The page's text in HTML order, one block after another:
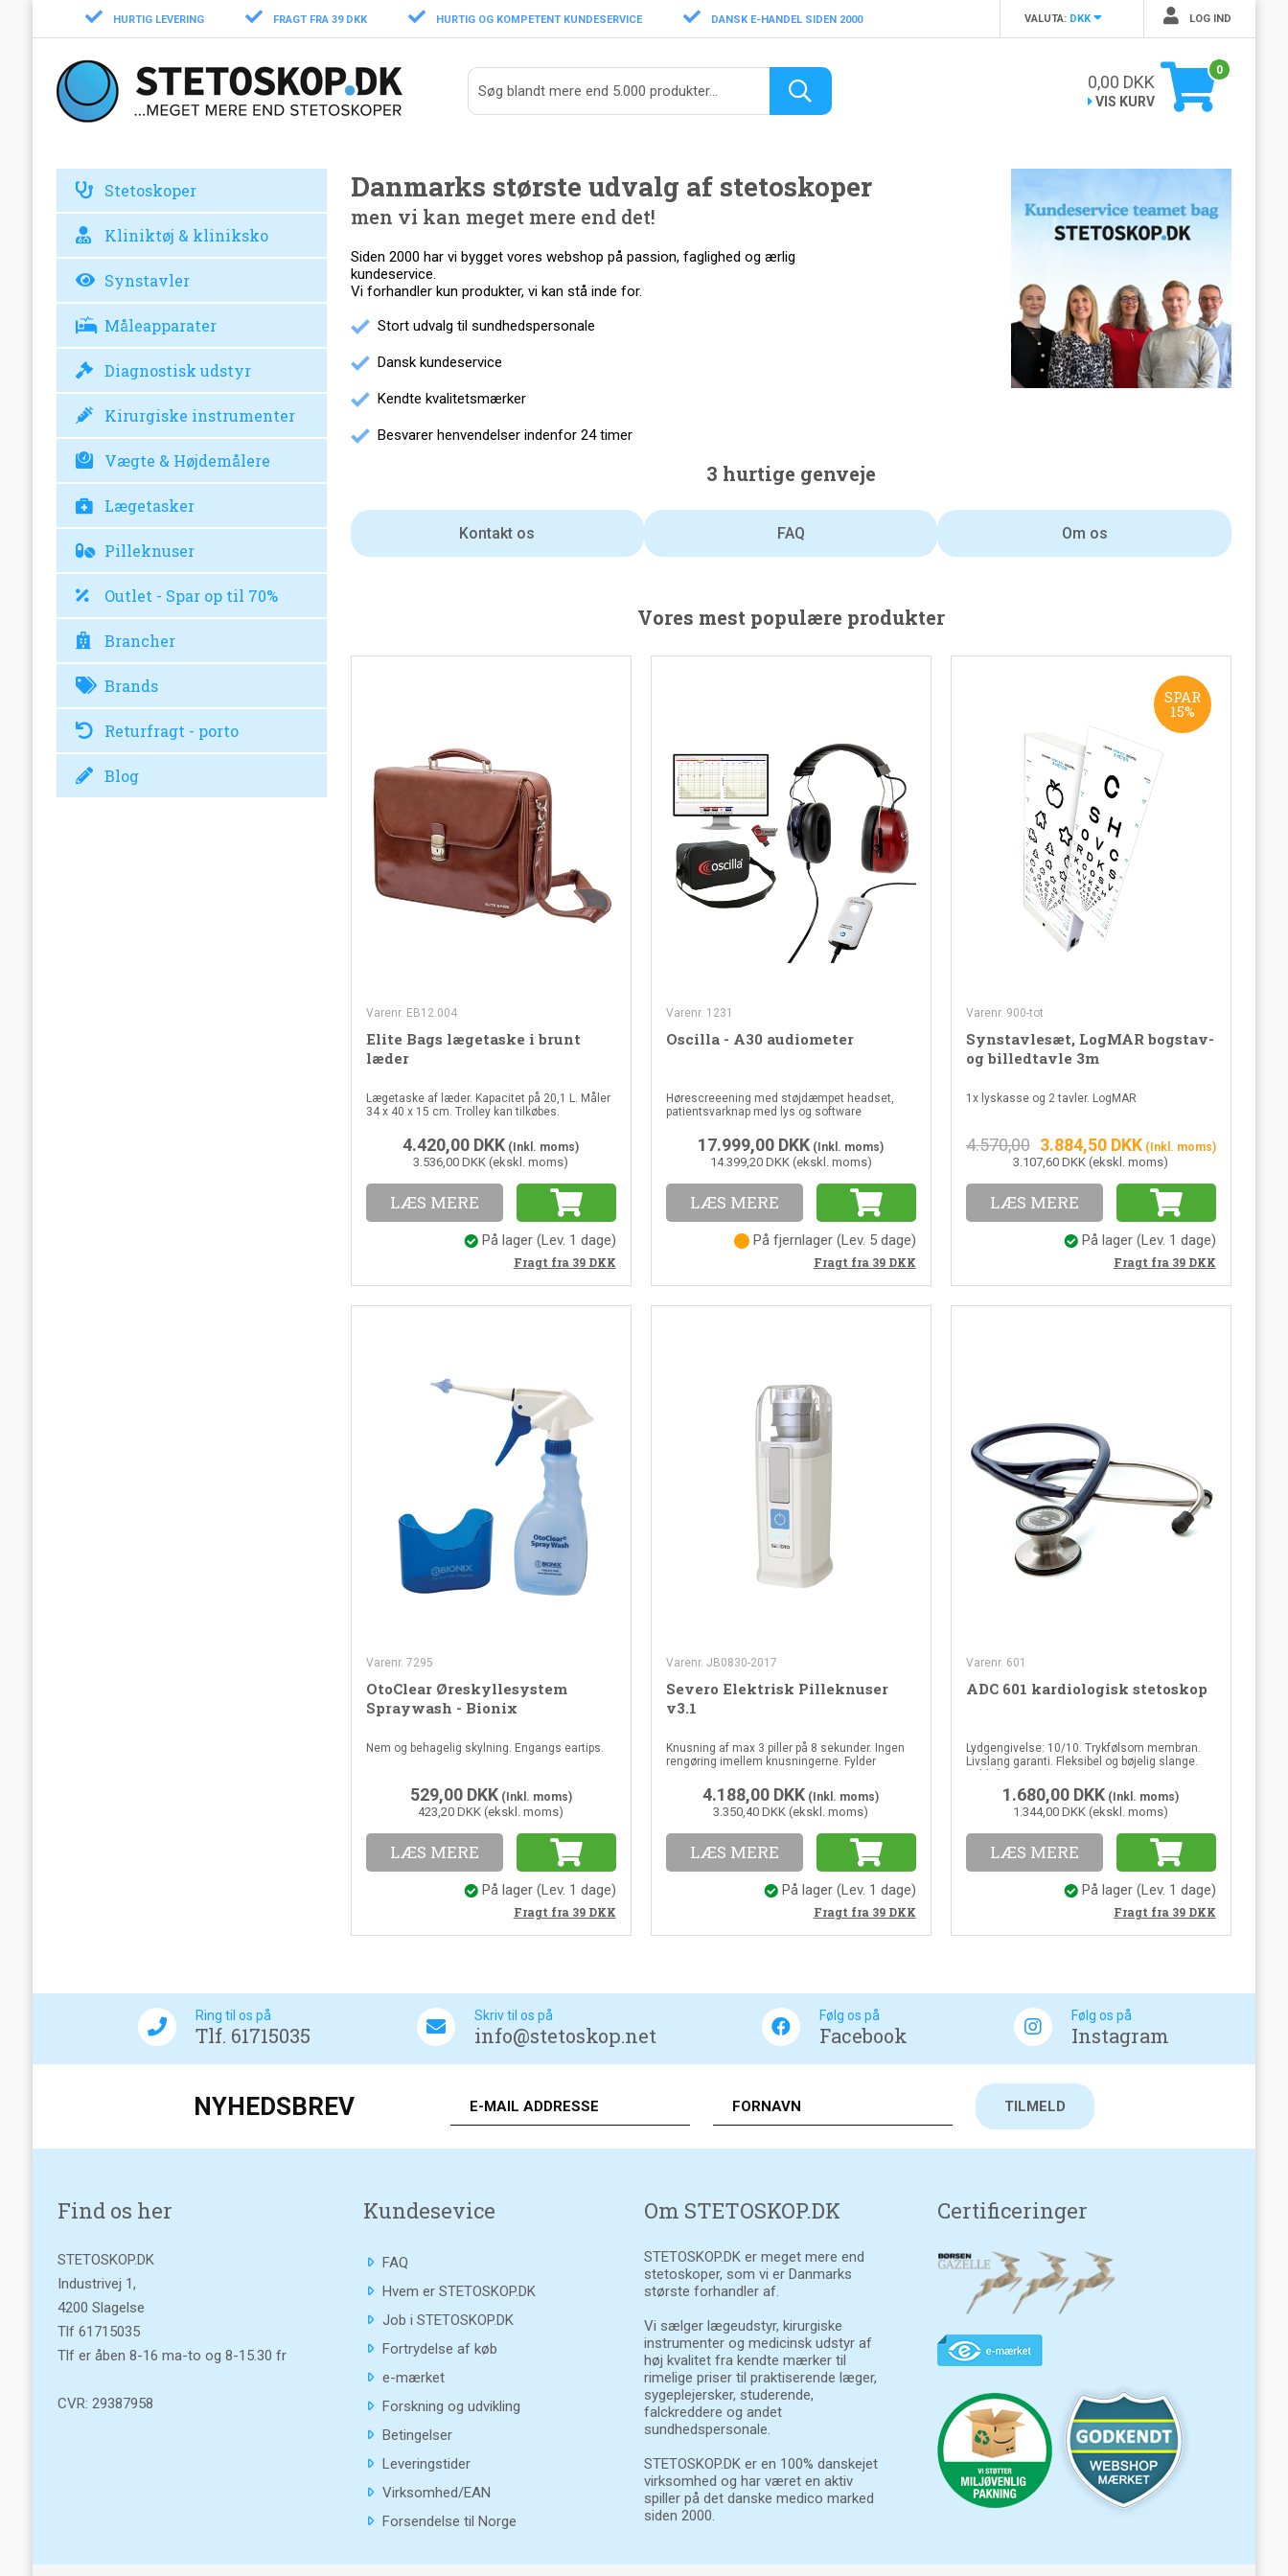
HURTIG LEVERING FRAGT FRA 39 DKK HURTIG OG KOMPETENT KUNDESERVICE DANSK E-HANDEL SIDEN 2000 LOG IND
VALUTA: DKK
0
0,00 DKK
VIS KURV
Stetoskoper
Kliniktøj & kliniksko
Synstavler
Måleapparater
Diagnostisk udstyr
Kirurgiske instrumenter
Vægte & Højdemålere
Lægetasker
Pilleknuser
Outlet - Spar op til 70%
Brancher
Brands
Returfragt - porto
Blog
Danmarks største udvalg af stetoskoper
men vi kan meget mere end det!
Siden 2000 har vi bygget vores webshop på passion, faglighed og ærlig
kundeservice.
Vi forhandler kun produkter, vi kan stå inde for.
Stort udvalg til sundhedspersonale
Dansk kundeservice
Kendte kvalitetsmærker
Besvarer henvendelser indenfor 24 timer
3 hurtige genveje
Kontakt os FAQ Om os
Vores mest populære produkter
Varenr. EB12.004
Elite Bags lægetaske i brunt
læder
Lægetaske af læder. Kapacitet på 20,1 L. Måler
34 x 40 x 15 cm. Trolley kan tilkøbes.
4.420,00 DKK (Inkl. moms)
3.536,00 DKK (ekskl. moms)
LÆS MERE
På lager (Lev. 1 dage)
Fragt fra 39 DKK
Varenr. 1231
Oscilla - A30 audiometer
Hørescreeening med støjdæmpet headset,
patientsvarknap med lys og software
17.999,00 DKK (Inkl. moms)
14.399,20 DKK (ekskl. moms)
LÆS MERE
På fjernlager (Lev. 5 dage)
Fragt fra 39 DKK
SPAR
15%
Varenr. 900-tot
Synstavlesæt, LogMAR bogstav-
og billedtavle 3m
1x lyskasse og 2 tavler. LogMAR
4.570,00 3.884,50 DKK(Inkl. moms)
3.107,60 DKK (ekskl. moms)
LÆS MERE
På lager (Lev. 1 dage)
Fragt fra 39 DKK
Varenr. 7295
OtoClear Øreskyllesystem
Spraywash - Bionix
Nem og behagelig skylning. Engangs eartips.
529,00 DKK(Inkl. moms)
423,20 DKK (ekskl. moms)
LÆS MERE
På lager (Lev. 1 dage)
Fragt fra 39 DKK
Varenr. JB0830-2017
Severo Elektrisk Pilleknuser
v3.1
Knusning af max 3 piller på 8 sekunder. Ingen
rengøring imellem knusningerne. Fylder
4.188,00 DKK (Inkl. moms)
3.350,40 DKK (ekskl. moms)
LÆS MERE
På lager (Lev. 1 dage)
Fragt fra 39 DKK
Varenr. 601
ADC 601 kardiologisk stetoskop
Lydgengivelse: 10/10. Trykfølsom membran.
Livslang garanti. Fleksibel og bøjelig slange.
Kuldefri ring.
1.680,00 DKK (Inkl. moms)
1.344,00 DKK (ekskl. moms)
LÆS MERE
På lager (Lev. 1 dage)
Fragt fra 39 DKK
Ring til os på
Tlf. 61715035
Skriv til os på
info@stetoskop.net
Følg os på
Facebook
Følg os på
Instagram
NYHEDSBREV
Find os her
STETOSKOP.DK
Industrivej 1,
4200 Slagelse
Tlf61715035
Tlf er åben 8-16 ma-to og 8-15.30 fr
CVR: 29387958
Kundesevice
FAQ
Hvem er STETOSKOP.DK
Job i STETOSKOP.DK
Fortrydelse af køb
e-mærket
Forskning og udvikling
Betingelser
Leveringstider
Virksomhed/EAN
Forsendelse til Norge
Om STETOSKOP.DK
STETOSKOP.DK er meget mere end
stetoskoper, som vi er Danmarks
største forhandler af.
Vi sælger lægeudstyr, kirurgiske
instrumenter og medicinsk udstyr af
høj kvalitet fra kendte mærker til
rimelige priser til praktiserende læger,
sygeplejersker, studerende,
falckreddere og andet
sundhedspersonale.
STETOSKOP.DK er en 100% danskejet
virksomhed og har været en aktiv
spiller på det danske medico marked
siden 2000.
Certificeringer